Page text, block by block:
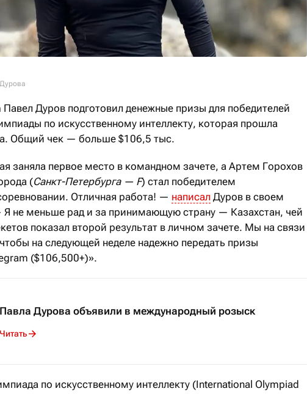
Павел Дуров подготовил денежные призы для победителей
по искусственному интеллекту, которая прошла
Общий чек — больше $106,5 тыс.
заняла первое место в командном зачете, а Артем Горохов
(Санкт-Петербурга — F) стал победителем
Отличная работа! — написал Дуров в своем
Я не меньше рад и за принимающую страну — Казахстан, чей
показал второй результат в личном зачете. Мы на связи
на следующей неделе надежно передать призы
($106,500+)».
Павла Дурова объявили в международный розыск
Читать
по искусственному интеллекту (International Olympiad